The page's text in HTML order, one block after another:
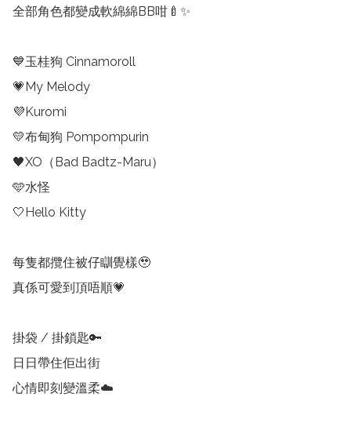
全部角色都變成軟綿綿BB咁🍼✨
💙玉桂狗 Cinnamoroll
💗My Melody
💜Kuromi
💛布甸狗 Pompompurin
🖤XO（Bad Badtz-Maru）
🩵水怪
🤍Hello Kitty
每隻都攬住被仔瞓覺樣🥹
真係可愛到頂唔順💗
掛袋 / 掛鎖匙🔑
日日帶住佢出街
心情即刻變溫柔☁️